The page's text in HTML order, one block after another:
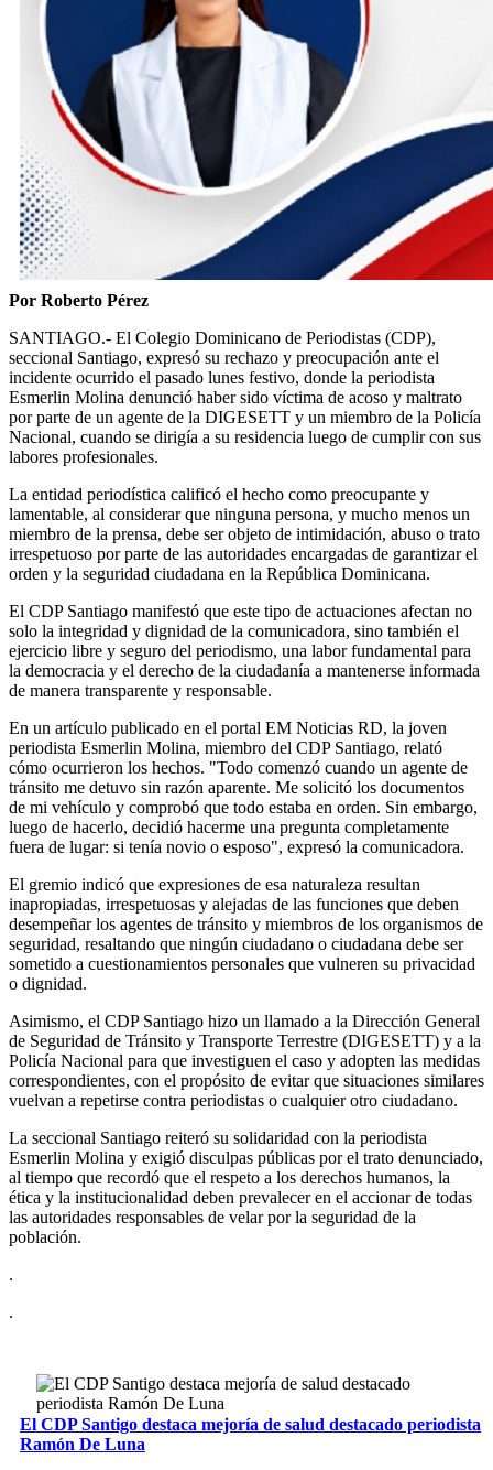
Por Roberto Pérez
SANTIAGO.- El Colegio Dominicano de Periodistas (CDP),
seccional Santiago, expresó su rechazo y preocupación ante el
incidente ocurrido el pasado lunes festivo, donde la periodista
Esmerlin Molina denunció haber sido víctima de acoso y maltrato
por parte de un agente de la DIGESETT y un miembro de la Policía
Nacional, cuando se dirigía a su residencia luego de cumplir con sus
labores profesionales.
La entidad periodística calificó el hecho como preocupante y
lamentable, al considerar que ninguna persona, y mucho menos un
miembro de la prensa, debe ser objeto de intimidación, abuso o trato
irrespetuoso por parte de las autoridades encargadas de garantizar el
orden y la seguridad ciudadana en la República Dominicana.
El CDP Santiago manifestó que este tipo de actuaciones afectan no
solo la integridad y dignidad de la comunicadora, sino también el
ejercicio libre y seguro del periodismo, una labor fundamental para
la democracia y el derecho de la ciudadanía a mantenerse informada
de manera transparente y responsable.
En un artículo publicado en el portal EM Noticias RD, la joven
periodista Esmerlin Molina, miembro del CDP Santiago, relató
cómo ocurrieron los hechos. "Todo comenzó cuando un agente de
tránsito me detuvo sin razón aparente. Me solicitó los documentos
de mi vehículo y comprobó que todo estaba en orden. Sin embargo,
luego de hacerlo, decidió hacerme una pregunta completamente
fuera de lugar: si tenía novio o esposo", expresó la comunicadora.
El gremio indicó que expresiones de esa naturaleza resultan
inapropiadas, irrespetuosas y alejadas de las funciones que deben
desempeñar los agentes de tránsito y miembros de los organismos de
seguridad, resaltando que ningún ciudadano o ciudadana debe ser
sometido a cuestionamientos personales que vulneren su privacidad
o dignidad.
Asimismo, el CDP Santiago hizo un llamado a la Dirección General
de Seguridad de Tránsito y Transporte Terrestre (DIGESETT) y a la
Policía Nacional para que investiguen el caso y adopten las medidas
correspondientes, con el propósito de evitar que situaciones similares
vuelvan a repetirse contra periodistas o cualquier otro ciudadano.
La seccional Santiago reiteró su solidaridad con la periodista
Esmerlin Molina y exigió disculpas públicas por el trato denunciado,
al tiempo que recordó que el respeto a los derechos humanos, la
ética y la institucionalidad deben prevalecer en el accionar de todas
las autoridades responsables de velar por la seguridad de la
población.
.
.
El CDP Santigo destaca mejoría de salud destacado periodista
Ramón De Luna